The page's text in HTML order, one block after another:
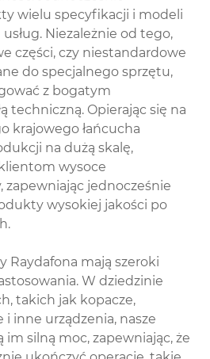
wielu specyfikacji i modeli
Niezależnie od tego,
części, czy niestandardowe
do specjalnego sprzętu,
z bogatym
techniczną. Opierając się na
krajowego łańcucha
na dużą skalę,
wysoce
zapewniając jednocześnie
wysokiej jakości po
Raydafona mają szeroki
W dziedzinie
takich jak kopacze,
i inne urządzenia, nasze
silną moc, zapewniając, że